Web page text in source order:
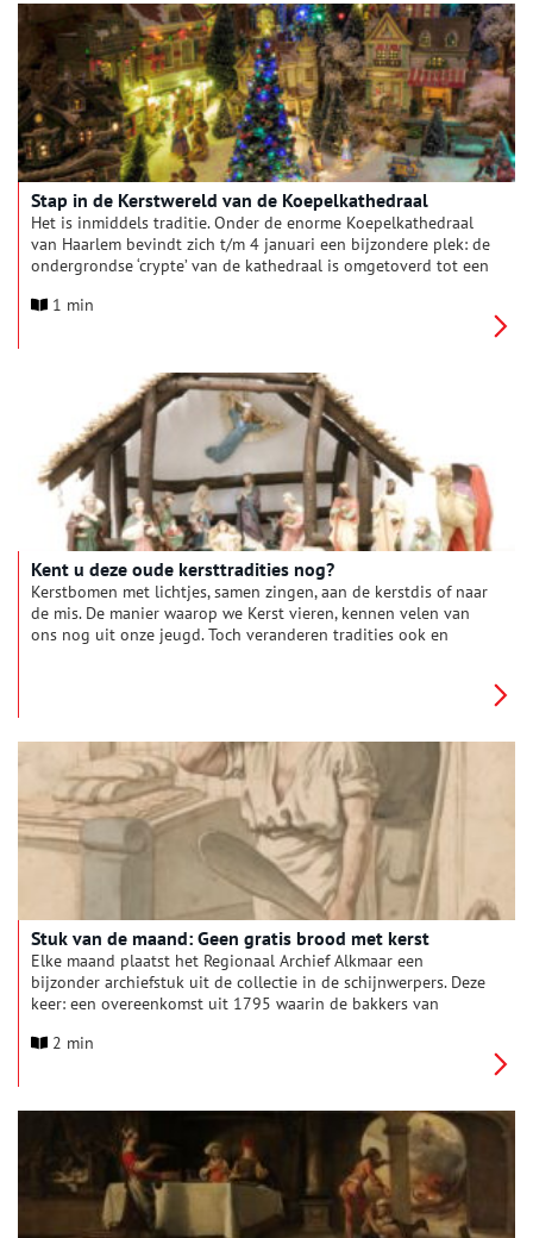
Stap in de Kerstwereld van de Koepelkathedraal
Het is inmiddels traditie. Onder de enorme Koepelkathedraal
van Haarlem bevindt zich t/m 4 januari een bijzondere plek: de
ondergrondse ‘crypte’ van de kathedraal is omgetoverd tot een
door een 90 meter lange treinrails en zo’n 300 kerststallen
traditioneel, maar elk met een eigen verhaal.
1 min
Kent u deze oude kersttradities nog?
Kerstbomen met lichtjes, samen zingen, aan de kerstdis of naar
de mis. De manier waarop we Kerst vieren, kennen velen van
ons nog uit onze jeugd. Toch veranderen tradities ook en
Stuk van de maand: Geen gratis brood met kerst
Elke maand plaatst het Regionaal Archief Alkmaar een
bijzonder archiefstuk uit de collectie in de schijnwerpers. Deze
keer: een overeenkomst uit 1795 waarin de bakkers van
geven met kerst. De bakkers van Egmond aan Zee hadden het
vastlegden om hun ‘eigene ondergang te voorkoomen’.
2 min